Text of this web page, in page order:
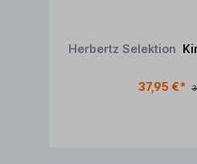
Herbertz Selektion
37,95 €*